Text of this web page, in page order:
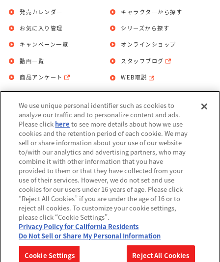
発売カレンダー
お気に入り管理
キャラクターから探す
シリーズから探す
キャンペーン一覧
動画一覧
商品アンケート
オンラインショップ
スタッフブログ
WEB取説
お問い合わせ 個人情報保護方針
利用規約
Do Not Sell or Share My Personal
Information
アレルギー情報
©BANDAI
▼コピーライト一覧を表示する
We use unique personal identifier such as cookies to
analyze our traffic and to personalize content and ads.
Please click here to see more details about how we use
cookies and the retention period of each cookie. We may
sell or share information about your use of our website
to/with our analytics and advertising partners, who may
combine it with other information that you have
provided to them or that they have collected from your
use of their services. However, we do not set and use
cookies for our users under 16 years of age. Please click
“Reject All Cookies” if you are under the age of 16 or to
reject all cookies. To customize your cookie settings,
please click “Cookie Settings”.
Privacy Policy for California Residents
Do Not Sell or Share My Personal Information
Cookie Settings Reject All Cookies